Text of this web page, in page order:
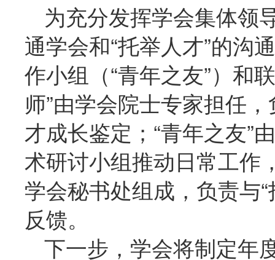
为充分发挥学会集体领
通学会和“托举人才”的沟
作小组（“青年之友”）和
师”由学会院士专家担任
才成长鉴定；“青年之友”
术研讨小组推动日常工作
学会秘书处组成，负责与
反馈。
下一步，学会将制定年